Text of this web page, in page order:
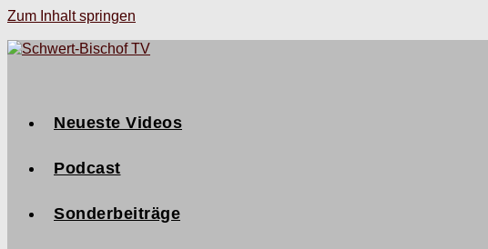
Zum Inhalt springen
Neueste Videos
Podcast
Sonderbeiträge